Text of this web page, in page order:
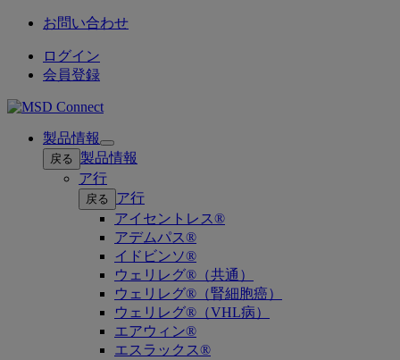
お問い合わせ
ログイン
会員登録
製品情報
Open
submenu
戻る 製品情報
ア行
戻る
ア行
アイセントレス®
アデムパス®
イドビンソ®
ウェリレグ®（共通）
ウェリレグ®（腎細胞癌）
ウェリレグ®（VHL病）
エアウィン®
エスラックス®